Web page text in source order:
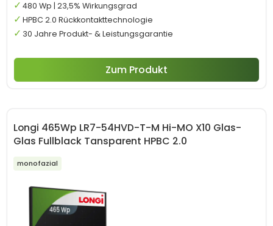
480 Wp | 23,5% Wirkungsgrad
HPBC 2.0 Rückkontakttechnologie
30 Jahre Produkt- & Leistungsgarantie
Zum Produkt
Longi 465Wp LR7-54HVD-T-M Hi-MO X10 Glas-
Glas Fullblack Tansparent HPBC 2.0
monofazial